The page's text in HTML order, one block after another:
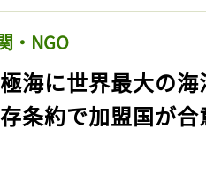
・NGO
極海に世界最大の
条約で加盟国が合
ログイン